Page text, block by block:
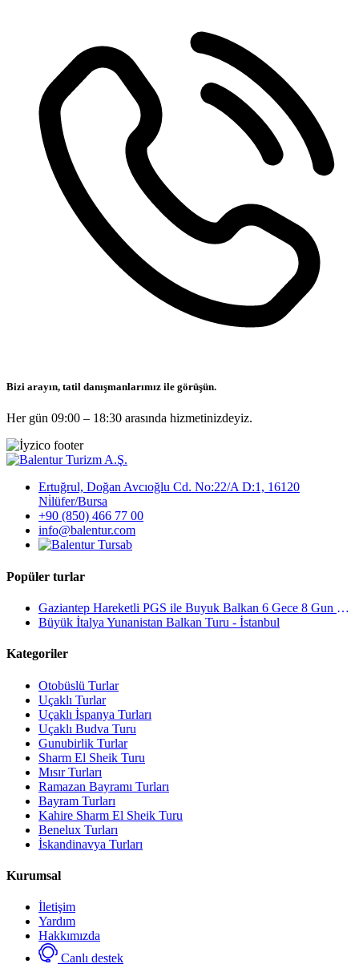
Bizi arayın, tatil danışmanlarımız ile görüşün.
Her gün 09:00 – 18:30 arasında hizmetinizdeyiz.
Ertuğrul, Doğan Avcıoğlu Cd. No:22/A D:1, 16120
Ni̇lüfer/Bursa
+90 (850) 466 77 00
info@balentur.com
Popüler turlar
Gaziantep Hareketli PGS ile Buyuk Balkan 6 Gece 8 Gun Vizesiz SKP-SKP
Büyük İtalya Yunanistan Balkan Turu - İstanbul
Kategoriler
Otobüslü Turlar
Uçaklı Turlar
Uçaklı İspanya Turları
Uçaklı Budva Turu
Gunubirlik Turlar
Sharm El Sheik Turu
Mısır Turları
Ramazan Bayramı Turları
Bayram Turları
Kahire Sharm El Sheik Turu
Benelux Turları
İskandinavya Turları
Kurumsal
İletişim
Yardım
Hakkımızda
Canlı destek